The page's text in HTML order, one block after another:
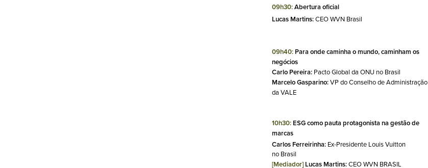
09h30: Abertura oficial
Lucas Martins: CEO WVN Brasil
09h40: Para onde caminha o mundo, caminham os
negócios
Carlo Pereira: Pacto Global da ONU no Brasil
Marcelo Gasparino: VP do Conselho de Administração
da VALE
10h30: ESG como pauta protagonista na gestão de
marcas
Carlos Ferreirinha: Ex-Presidente Louis Vuitton
no Brasil
[Mediador] Lucas Martins: CEO WVN BRASIL